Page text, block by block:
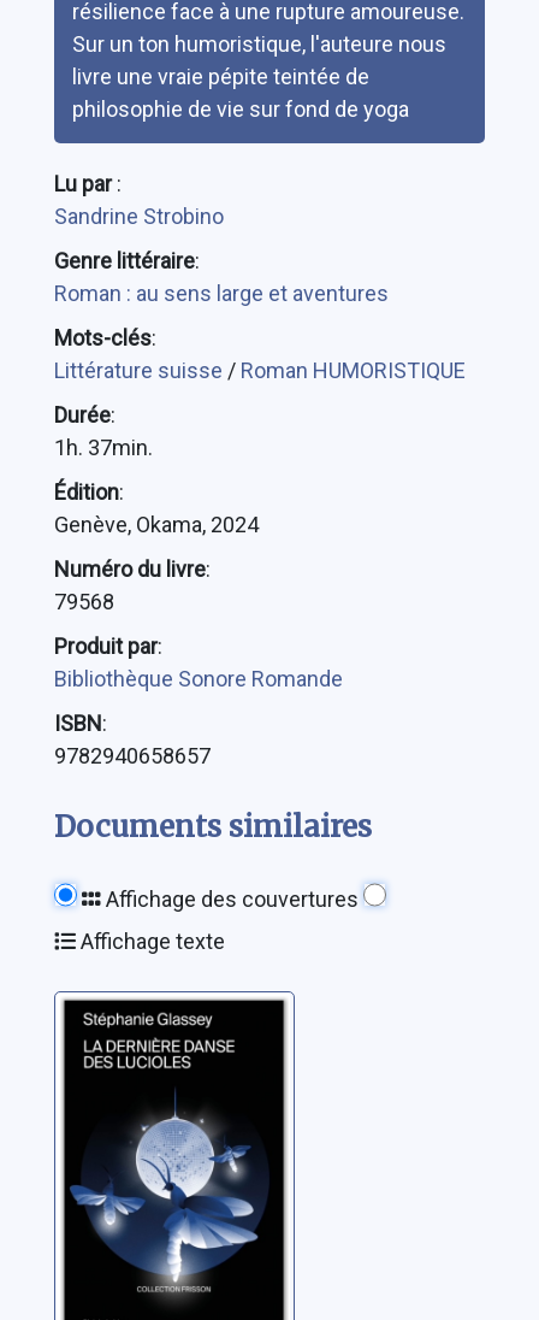
résilience face à une rupture amoureuse.
Sur un ton humoristique, l'auteure nous
livre une vraie pépite teintée de
philosophie de vie sur fond de yoga
Lu par:
Sandrine Strobino
Genre littéraire:
Roman : au sens large et aventures
Mots-clés:
Littérature suisse / Roman HUMORISTIQUE
Durée:
1h. 37min.
Édition:
Genève, Okama, 2024
Numéro du livre:
79568
Produit par:
Bibliothèque Sonore Romande
ISBN:
9782940658657
Documents similaires
Affichage des couvertures
Affichage texte
La dernière
danse des
Glassey, Stéphanie